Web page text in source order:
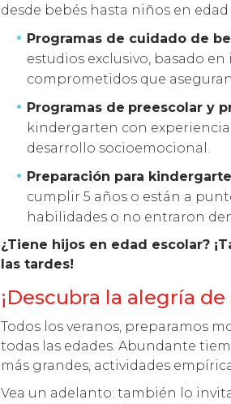
desde bebés hasta niños en edad
Programas de cuidado de
estudios exclusivo, basado
comprometidos que
Programas de preescolar y
kindergarten con
desarrollo socioemocional.
Preparación para
cumplir 5 años o están a
habilidades o no entraron
¿Tiene hijos en edad escolar?
las tardes!
¡Descubra la alegría
Todos los veranos, preparamos
todas las edades. Abundante
más grandes, actividades
Vea un adelanto: también lo